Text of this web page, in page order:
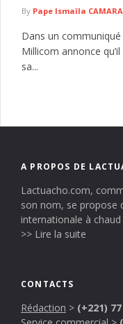
By Pape Ismaïla CAMARA
Dans un
Millicom annonce
sa...
A PROPOS DE
Lactuacho.com,
son nom, se propose
internationale à
>> Lire la suite
CONTACTS
Rédaction > (+221)